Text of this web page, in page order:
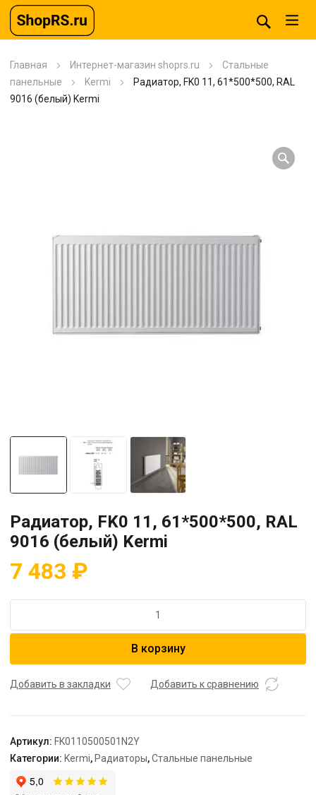
Главная Интернет-магазин shoprs.ru
Стальные
панельные
Kermi
Радиатор, FK0 11, 61*500*500, RAL
9016 (белый) Kermi
Радиатор, FK0 11, 61*500*500, RAL
9016 (белый) Kermi
7 483 ₽
Радиатор,
61*500*500,
Kermi
В корзину
Добавить в закладки Добавить к сравнению
Артикул: FK0110500501N2Y
Категории: Kermi, Радиаторы,Стальные панельные